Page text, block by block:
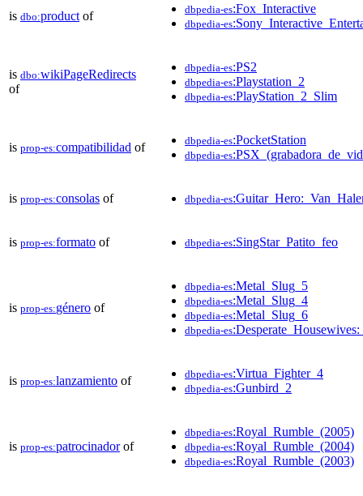
is dbo:product of dbpedia-es:Fox_Interactive
dbpedia-es
is dbo:wikiPageRedirects
of
dbpedia-es:PS2
dbpedia-es:Playstation_2
dbpedia-es:PlayStation_2_Slim
is prop-es:compatibilidad of dbpedia-es:PocketStation
dbpedia-es
is prop-es:consolas of dbpedia-es
is prop-es:formato of dbpedia-es:SingStar_Patito_feo
is prop-es:género of
dbpedia-es:Metal_Slug_5
dbpedia-es:Metal_Slug_4
dbpedia-es:Metal_Slug_6
dbpedia-es
is prop-es:lanzamiento of dbpedia-es:Virtua_Fighter_4
dbpedia-es:Gunbird_2
is prop-es:patrocinadorof
dbpedia-es:Royal_Rumble_(2005)
dbpedia-es:Royal_Rumble_(2004)
dbpedia-es:Royal_Rumble_(2003)